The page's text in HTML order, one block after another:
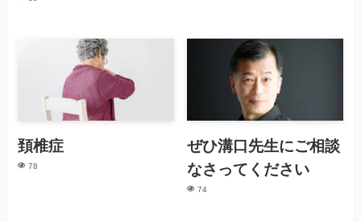
頚椎症
78
ぜひ溝口先生にご相談
なさってください
74